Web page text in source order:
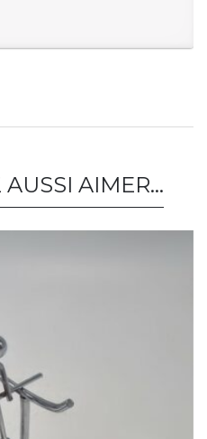
AIMER…